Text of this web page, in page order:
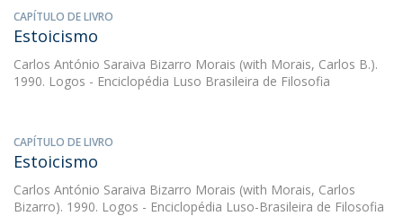
CAPÍTULO DE LIVRO
Estoicismo
Carlos António Saraiva Bizarro Morais (with Morais, Carlos B.).
1990. Logos - Enciclopédia Luso Brasileira de Filosofia
CAPÍTULO DE LIVRO
Estoicismo
Carlos António Saraiva Bizarro Morais (with Morais, Carlos
Bizarro). 1990. Logos - Enciclopédia Luso-Brasileira de Filosofia